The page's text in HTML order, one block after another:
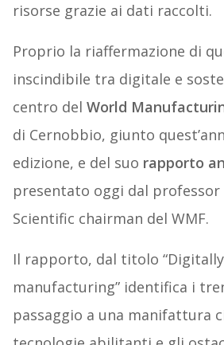
risorse grazie ai dati raccolti.
Proprio la riaffermazione di
inscindibile tra digitale e
centro del World
di Cernobbio, giunto
edizione, e del suo rapporto
presentato oggi dal professor
Scientific chairman del WMF.
Il rapporto, dal titolo
manufacturing” identifica i
passaggio a una manifattura